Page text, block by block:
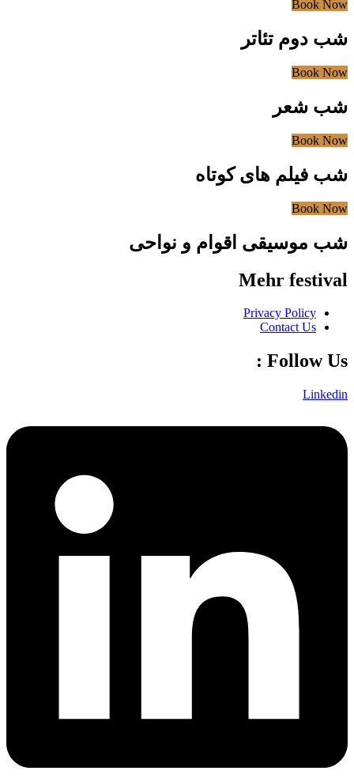
Book Now
شب دوم تئاتر
Book Now
شب شعر
Book Now
شب فیلم های کوتاه
Book Now
شب موسیقی اقوام و نواحی
Mehr festival
Privacy Policy
Contact Us
Follow Us :
Linkedin